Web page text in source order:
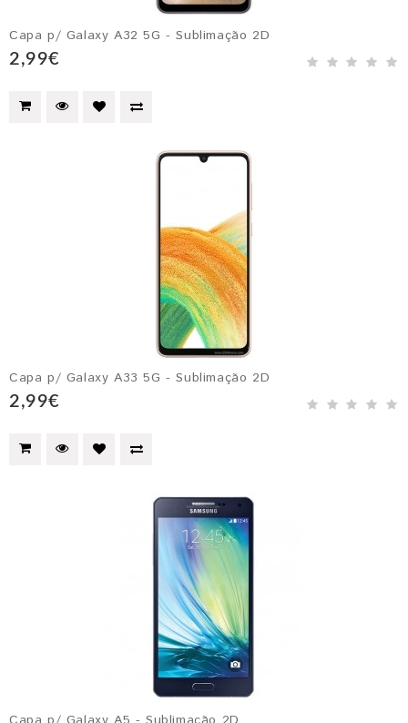
Capa p/ Galaxy A32 5G - Sublimação 2D
2,99€
Capa p/ Galaxy A33 5G - Sublimação 2D
2,99€